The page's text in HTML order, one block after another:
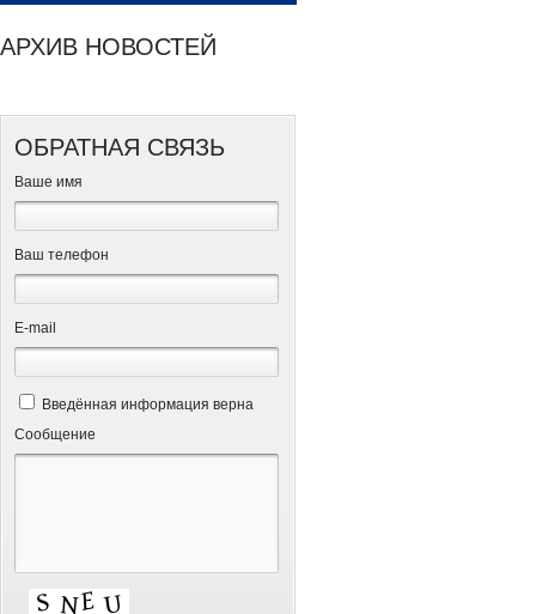
АРХИВ НОВОСТЕЙ
ОБРАТНАЯ СВЯЗЬ
Ваше имя
Ваш телефон
Е-mail
Введённая информация верна
Сообщение